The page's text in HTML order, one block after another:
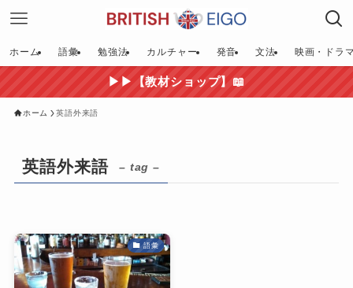
ホーム 語彙 勉強法 カルチャー 発音 文法 映画・ドラ
▶▶【教材ショップ】📖
ホーム 英語外来語
英語外来語 – tag –
語彙